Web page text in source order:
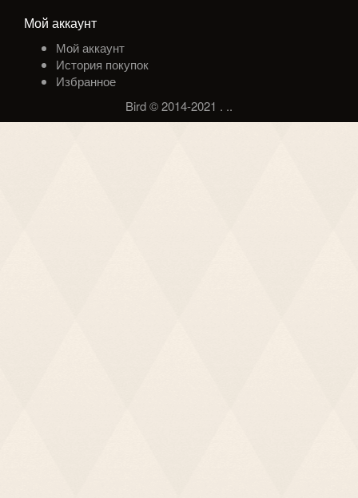
Мой аккаунт
Мой аккаунт
История покупок
Избранное
Bird © 2014-2021 . ..